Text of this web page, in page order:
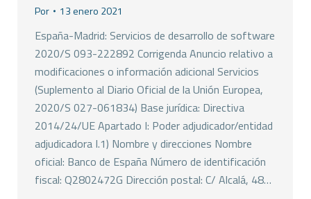
Por 13 enero 2021
España-Madrid: Servicios de desarrollo de software
2020/S 093-222892 Corrigenda Anuncio relativo a
modificaciones o información adicional Servicios
(Suplemento al Diario Oficial de la Unión Europea,
2020/S 027-061834) Base jurídica: Directiva
2014/24/UE Apartado I: Poder adjudicador/entidad
adjudicadora I.1) Nombre y direcciones Nombre
oficial: Banco de España Número de identificación
fiscal: Q2802472G Dirección postal: C/ Alcalá, 48…